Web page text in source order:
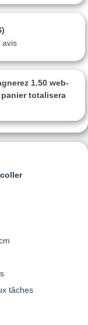
tâches
avis
1.50 web-
totalisera